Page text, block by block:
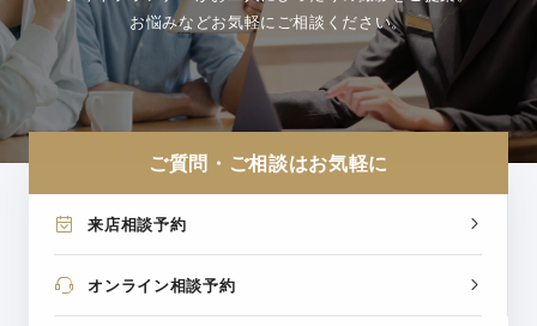
お悩みなどお気軽にご相談ください。
ご質問・ご相談はお気軽に
来店相談予約
オンライン相談予約